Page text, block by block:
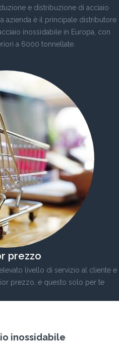
e distribuzione di acciaio
azienda è il principale distributore
inossidabile in Europa, con
a 6000 tonnellate.
prezzo
livello di servizio al cliente e
prezzo, e questo solo per te
inossidabile